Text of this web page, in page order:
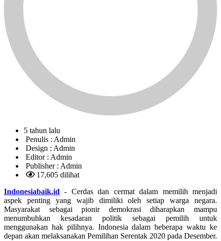
5 tahun lalu
Penulis : Admin
Design : Admin
Editor : Admin
Publisher : Admin
17,605 dilihat
Indonesiabaik.id - Cerdas dan cermat dalam memilih menjadi
aspek penting yang wajib dimiliki oleh setiap warga negara.
Masyarakat sebagai pionir demokrasi diharapkan mampu
menumbuhkan kesadaran politik sebagai pemilih untuk
menggunakan hak pilihnya. Indonesia dalam beberapa waktu ke
depan akan melaksanakan Pemilihan Serentak 2020 pada Desember.